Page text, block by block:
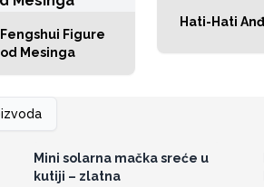
Fengshui Figure
od Mesinga
Hati-Hati
Mini solarna mačka sreće u
kutiji – zlatna